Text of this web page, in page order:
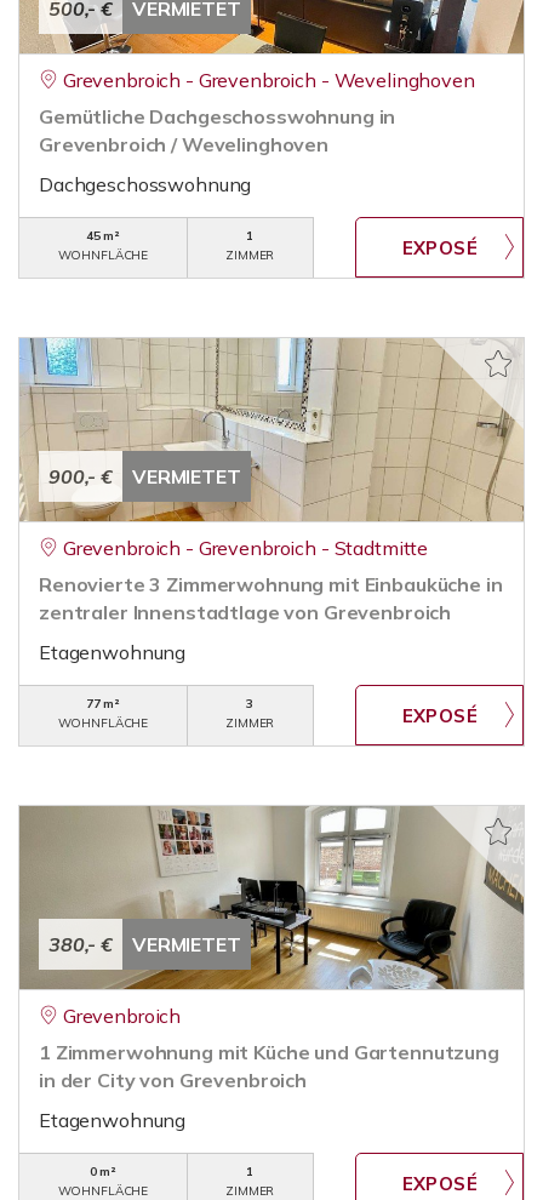
500,- € VERMIETET
Grevenbroich - Grevenbroich - Wevelinghoven
Gemütliche Dachgeschosswohnung in
Grevenbroich / Wevelinghoven
Dachgeschosswohnung
45 m²
WOHNFLÄCHE
1
ZIMMER
900,- € VERMIETET
Grevenbroich - Grevenbroich - Stadtmitte
Renovierte 3 Zimmerwohnung mit Einbauküche in
zentraler Innenstadtlage von Grevenbroich
Etagenwohnung
77 m²
WOHNFLÄCHE
3
ZIMMER
380,- € VERMIETET
Grevenbroich
1 Zimmerwohnung mit Küche und Gartennutzung
in der City von Grevenbroich
Etagenwohnung
0 m²
WOHNFLÄCHE
1
ZIMMER